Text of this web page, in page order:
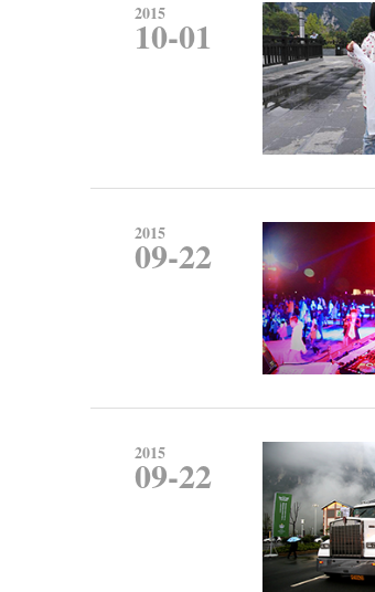
2015
10-01
2015
09-22
2015
09-22